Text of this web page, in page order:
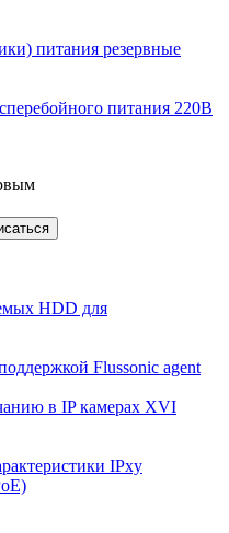
питания резервные
питания 220В
HDD для
Flussonic agent
в IP камерах XVI
IPxу